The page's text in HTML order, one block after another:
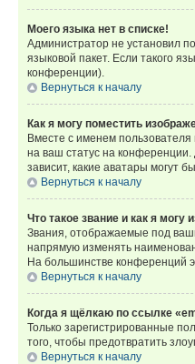
Моего языка нет в списке!
Администратор не установил
языковой пакет. Если такого
конференции).
Вернуться к началу
Как я могу поместить
Вместе с именем пользователя
на ваш статус на конференции.
зависит, какие аватары могут
Вернуться к началу
Что такое звание и как я могу
Звания, отображаемые под
напрямую изменять
На большинстве конференций
Вернуться к началу
Когда я щёлкаю по ссылке
Только зарегистрированные
того, чтобы предотвратить
Вернуться к началу